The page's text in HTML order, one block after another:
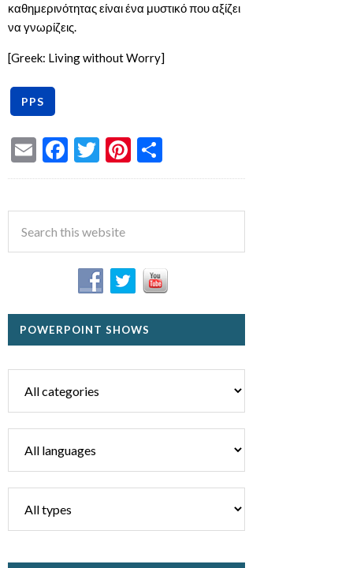
καθημερινότητας είναι ένα μυστικό που αξίζει
να γνωρίζεις.
[Greek: Living without Worry]
EmailFacebook
TwitterPinterest
POWERPOINT SHOWS